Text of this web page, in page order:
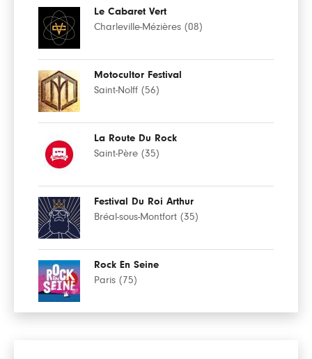
Le Cabaret Vert
Charleville-Mézières (08)
Motocultor Festival
Saint-Nolff (56)
La Route Du Rock
Saint-Père (35)
Festival Du Roi Arthur
Bréal-sous-Montfort (35)
Rock En Seine
Paris (75)